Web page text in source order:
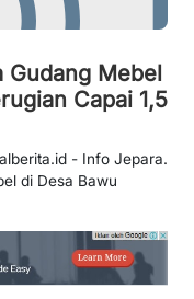
Gudang Mebel
Capai 1,5
- Info Jepara.
di Desa Bawu